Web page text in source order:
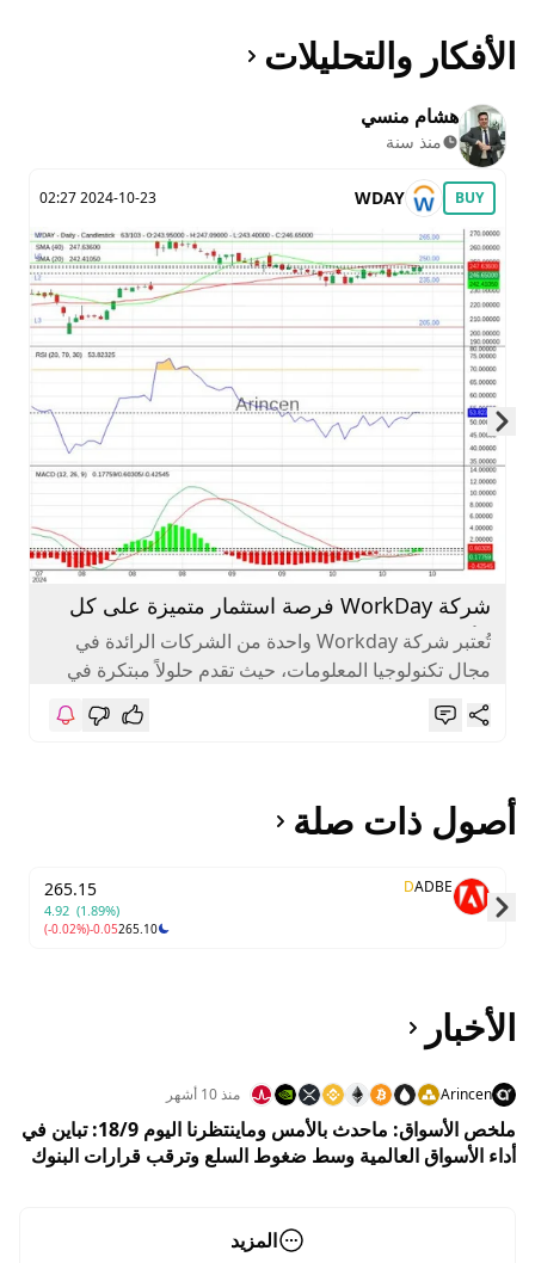
الأفكار والتحليلات
هشام منسي
منذ سنة
BUY
WDAY
2024-10-23 02:27
شركة WorkDay فرصة استثمار متميزة على كل
الأصعدة
تُعتبر شركة Workday واحدة من الشركات الرائدة في
مجال تكنولوجيا المعلومات، حيث تقدم حلولاً مبتكرة في
إدارة الموارد البشرية والمالية....
Skip to next slide page
أصول ذات صلة
ADBE
D
265.15
4.92 (1.89%)
265.10
-0.05
(-0.02%)
الأخبار
Arincen منذ 10 أشهر
ملخص الأسواق: ماحدث بالأمس وماينتظرنا اليوم 18/9: تباين في
أداء الأسواق العالمية وسط ضغوط السلع وترقب قرارات البنوك
المزيد